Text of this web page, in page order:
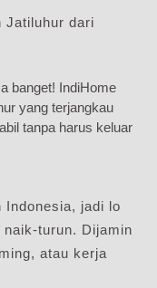
Jatiluhur dari
banget! IndiHome
yang terjangkau
tanpa harus keluar
Indonesia, jadi lo
turun. Dijamin
atau kerja